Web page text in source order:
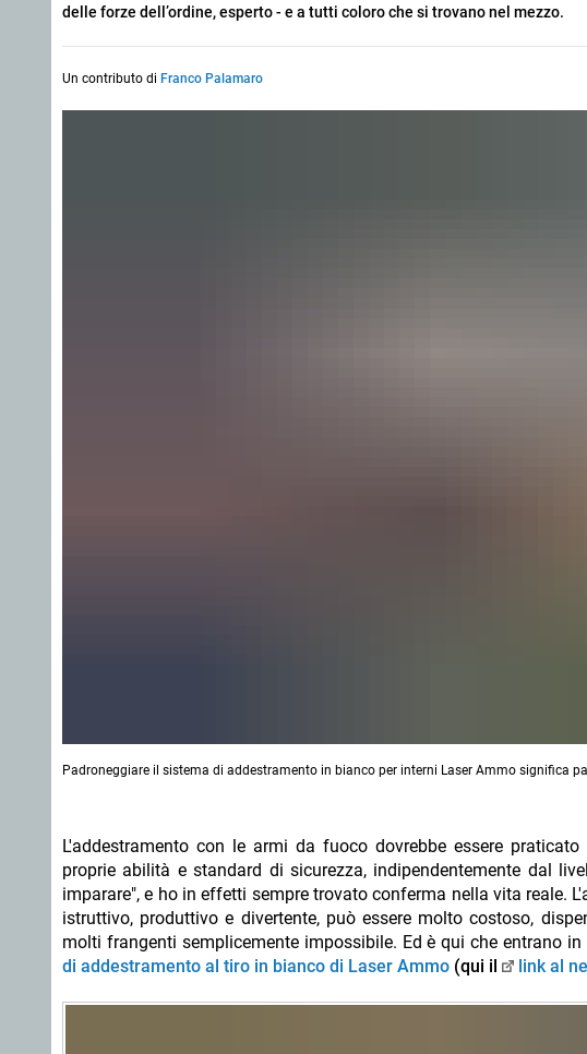
delle forze dell’ordine, esperto - e a tutti coloro che si trovano nel mezzo.
Un contributo di Franco Palamaro
Padroneggiare il sistema di addestramento in bianco per interni Laser Ammo significa
L'addestramento con le armi da fuoco dovrebbe essere
proprie abilità e standard di sicurezza, indipendentemente dal
imparare", e ho in effetti sempre trovato conferma nella vita reale.
istruttivo, produttivo e divertente, può essere molto costoso,
molti frangenti semplicemente impossibile. Ed è qui che entrano
di addestramento al tiro in bianco di Laser Ammo (qui il link al